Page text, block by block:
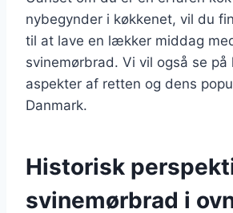
nybegynder i køkkenet, vil du
til at lave en lækker middag
svinemørbrad. Vi vil også se på
aspekter af retten og dens
Danmark.
Historisk
svinemørbrad i